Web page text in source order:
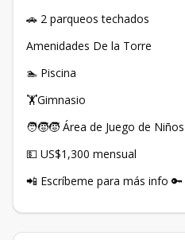
🚗 2 parqueos techados
Amenidades De la Torre
🏊 Piscina
🏋️Gimnasio
🧑‍🧒‍🧒 Área de Juego de Niños
💵 US$1,300 mensual
📲 Escríbeme para más info 🔑